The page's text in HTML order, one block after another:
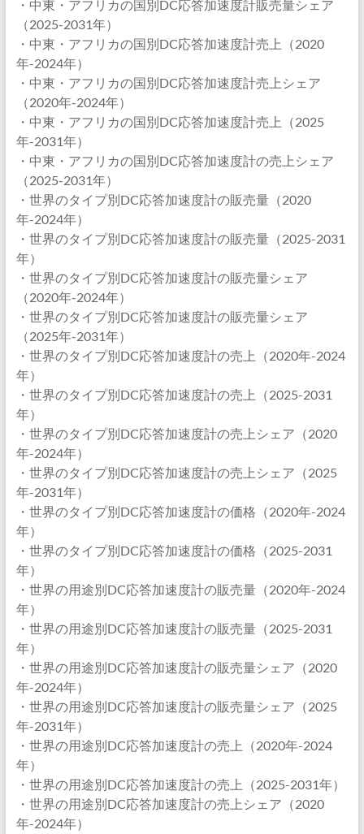
・中東・アフリカの国別DC応答加速度計販売量シェア
（2025-2031年）
・中東・アフリカの国別DC応答加速度計売上（2020
年-2024年）
・中東・アフリカの国別DC応答加速度計売上シェア
（2020年-2024年）
・中東・アフリカの国別DC応答加速度計売上（2025
年-2031年）
・中東・アフリカの国別DC応答加速度計の売上シェア
（2025-2031年）
・世界のタイプ別DC応答加速度計の販売量（2020
年-2024年）
・世界のタイプ別DC応答加速度計の販売量（2025-2031
年）
・世界のタイプ別DC応答加速度計の販売量シェア
（2020年-2024年）
・世界のタイプ別DC応答加速度計の販売量シェア
（2025年-2031年）
・世界のタイプ別DC応答加速度計の売上（2020年-2024
年）
・世界のタイプ別DC応答加速度計の売上（2025-2031
年）
・世界のタイプ別DC応答加速度計の売上シェア（2020
年-2024年）
・世界のタイプ別DC応答加速度計の売上シェア（2025
年-2031年）
・世界のタイプ別DC応答加速度計の価格（2020年-2024
年）
・世界のタイプ別DC応答加速度計の価格（2025-2031
年）
・世界の用途別DC応答加速度計の販売量（2020年-2024
年）
・世界の用途別DC応答加速度計の販売量（2025-2031
年）
・世界の用途別DC応答加速度計の販売量シェア（2020
年-2024年）
・世界の用途別DC応答加速度計の販売量シェア（2025
年-2031年）
・世界の用途別DC応答加速度計の売上（2020年-2024
年）
・世界の用途別DC応答加速度計の売上（2025-2031年）
・世界の用途別DC応答加速度計の売上シェア（2020
年-2024年）